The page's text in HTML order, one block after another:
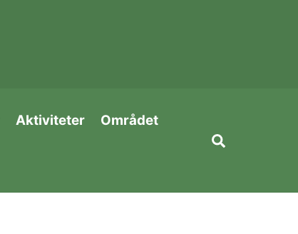
Aktiviteter Området